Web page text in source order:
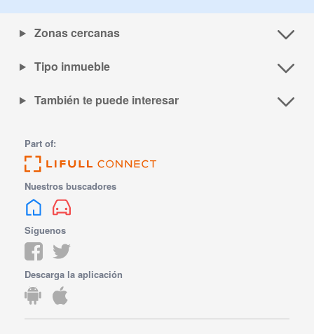
Zonas cercanas
Tipo inmueble
También te puede interesar
Part of:
Nuestros buscadores
Síguenos
Descarga la aplicación